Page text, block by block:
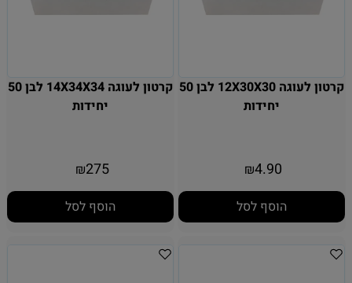
קרטון לעוגה 12X30X30 לבן 50
יחידות
₪4.90
הוסף לסל
קרטון לעוגה 14X34X34 לבן 50
יחידות
₪275
הוסף לסל